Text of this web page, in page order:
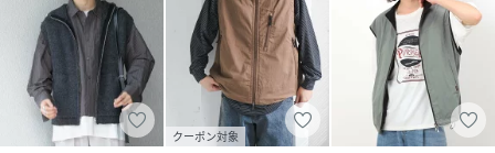
クーポン対象